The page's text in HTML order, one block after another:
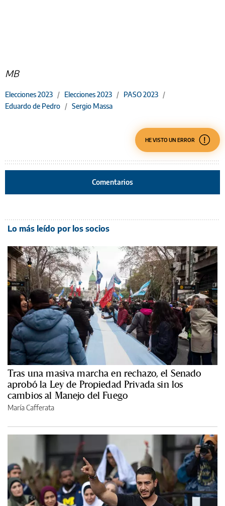
MB
Elecciones 2023 / Elecciones 2023 / PASO 2023 /
Eduardo de Pedro / Sergio Massa
HE VISTO UN ERROR
Comentarios
Lo más leído por los socios
Tras una masiva marcha en rechazo, el Senado
aprobó la Ley de Propiedad Privada sin los
cambios al Manejo del Fuego
María Cafferata